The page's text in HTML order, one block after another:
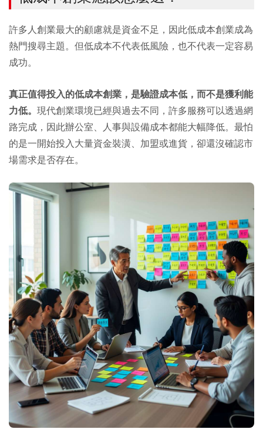
許多人創業最大的顧慮就是資金不足，因此低成本創業成為
熱門搜尋主題。但低成本不代表低風險，也不代表一定容易
成功。
真正值得投入的低成本創業，是驗證成本低，而不是獲利能
力低。 現代創業環境已經與過去不同，許多服務可以透過網
路完成，因此辦公室、人事與設備成本都能大幅降低。最怕
的是一開始投入大量資金裝潢、加盟或進貨，卻還沒確認市
場需求是否存在。